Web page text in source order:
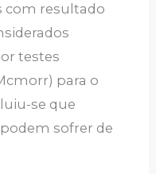
com resultado
testes
para o
se que
sofrer de